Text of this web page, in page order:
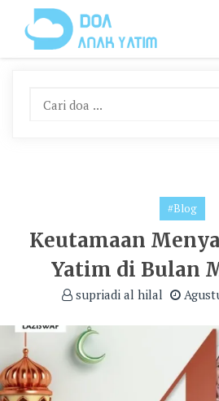
Content
#Blog
Keutamaan
Yatim di Bulan
supriadi al hilal